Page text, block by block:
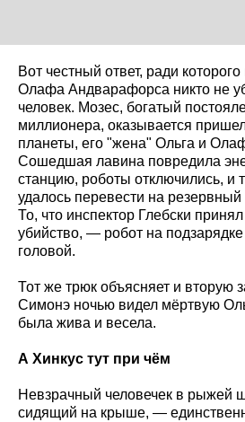
Вот честный ответ, ради
Олафа Андварафорса никто не
человек. Мозес, богатый
миллионера, оказывается
планеты, его "жена" Ольга и
Сошедшая лавина повредила
станцию, роботы отключились, и
удалось перевести на резервный
То, что инспектор Глебски
убийство, — робот на
головой.
Тот же трюк объясняет и вторую
Симонэ ночью видел мёртвую
была жива и весела.
А Хинкус тут при чём
Невзрачный человечек в рыжей
сидящий на крыше, —